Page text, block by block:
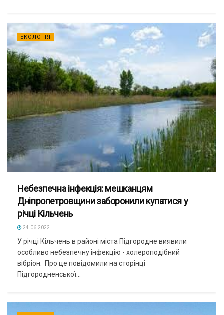
ЕКОЛОГІЯ
Небезпечна інфекція: мешканцям
Дніпропетровщини заборонили купатися у
річці Кільчень
24.06.2022
У річці Кільчень в районі міста Підгородне виявили
особливо небезпечну інфекцію - холероподібний
вібріон. Про це повідомили на сторінці
Підгородненської...